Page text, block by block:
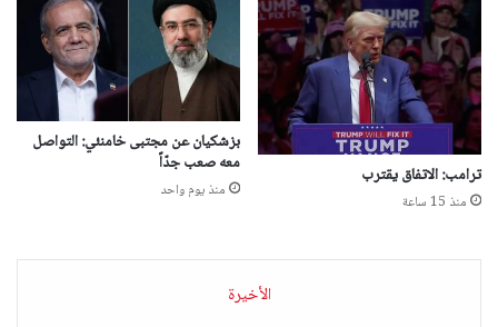
ترامب: الاتفاق يقترب
منذ 15 ساعة
بزشكيان عن مجتبى خامنئي: التواصل
معه صعب جدّاً
منذ يوم واحد
الأخيرة